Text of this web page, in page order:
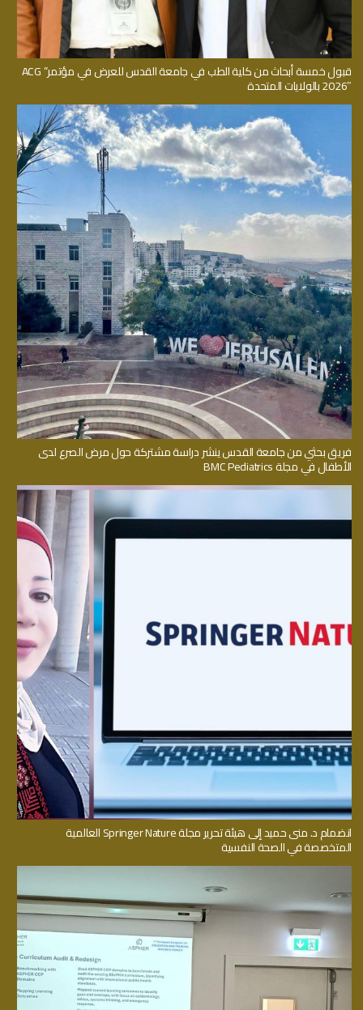
قبول خمسة أبحاث من كلية الطب في جامعة القدس للعرض في مؤتمر” ACG
2026″ بالولايات المتحدة
فريق بحثي من جامعة القدس ينشر دراسة مشتركة حول مرض الصرع لدى
الأطفال في مجلة BMC Pediatrics
انضمام د. منى حميد إلى هيئة تحرير مجلة Springer Nature العالمية
المتخصصة في الصحة النفسية